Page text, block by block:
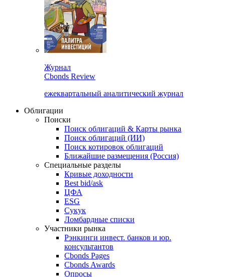
Cbonds Review
ежеквартальный аналитический журнал
Облигации
Поиски
Поиск облигаций & Карты рынка
Поиск облигаций (ИИ)
Поиск котировок облигаций
Ближайшие размещения (Россия)
Специальные разделы
Кривые доходности
Best bid/ask
ЦФА
ESG
Сукук
Ломбардные списки
Участники рынка
Рэнкинги инвест. банков и юр.